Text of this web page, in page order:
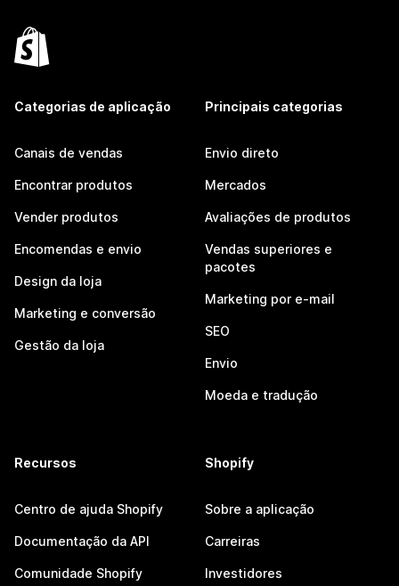
Categorias de aplicação
Canais de vendas
Encontrar produtos
Vender produtos
Encomendas e envio
Design da loja
Marketing e conversão
Gestão da loja
Principais categorias
Envio direto
Mercados
Avaliações de produtos
Vendas superiores e
pacotes
Marketing por e-mail
SEO
Envio
Moeda e tradução
Recursos
Centro de ajuda Shopify
Documentação da API
Comunidade Shopify
Shopify
Sobre a aplicação
Carreiras
Investidores